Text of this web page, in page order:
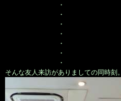
・
・
・
・
・
・
・
そんな友人来訪がありましての同時刻。